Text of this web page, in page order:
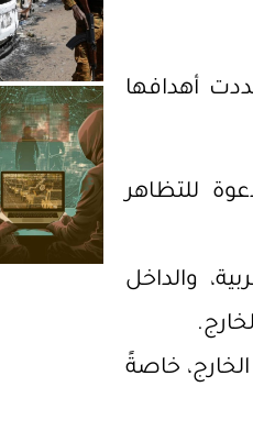
أهدافها
للتظاهر
والداخل
خاصةً